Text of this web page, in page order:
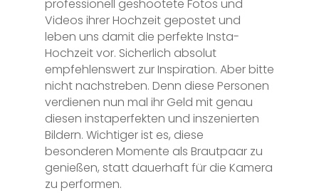
professionell geshootete Fotos und
Videos ihrer Hochzeit gepostet und
leben uns damit die perfekte Insta-
Hochzeit vor. Sicherlich absolut
empfehlenswert zur Inspiration. Aber bitte
nicht nachstreben. Denn diese Personen
verdienen nun mal ihr Geld mit genau
diesen instaperfekten und inszenierten
Bildern. Wichtiger ist es, diese
besonderen Momente als Brautpaar zu
genießen, statt dauerhaft für die Kamera
zu performen.